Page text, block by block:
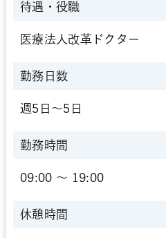
待遇・役職
医療法人改革ドクター
勤務日数
週5日～5日
勤務時間
09:00 〜 19:00
休憩時間